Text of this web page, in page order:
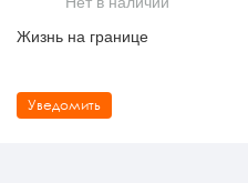
атаки
психология
психоанализ
Жизнь на границе
Уведомить